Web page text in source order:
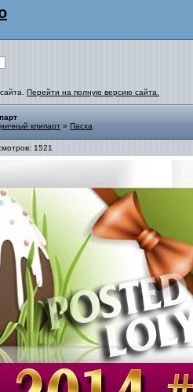
Перейти на полную версию сайта.
клипарт » Пасха
1521